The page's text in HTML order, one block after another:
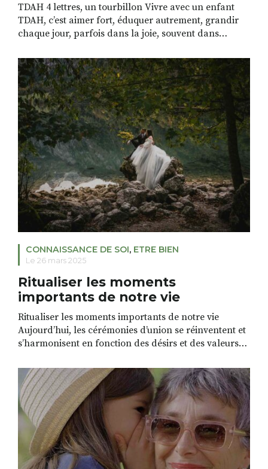
TDAH 4 lettres, un tourbillon Vivre avec un enfant
TDAH, cʼest aimer fort, éduquer autrement, grandir
chaque jour, parfois dans la joie, souvent dans
dʼun cerveau qui carbure, dʼun corps qui déborde.
Cʼest intense. Cʼest beau. Cʼest épuisant. Moi, je suis sa
mère. Et je suis […]
CONNAISSANCE DE SOI, ETRE BIEN
Le 26 mars 2025
Ritualiser les moments
importants de notre vie
Ritualiser les moments importants de notre vie
Aujourd’hui, les cérémonies d’union se réinventent et
s’harmonisent en fonction des désirs et des valeurs
rituels laïques pour des d’événements majeurs de la
vie. Cela fait longtemps qu’on se marie en dehors de
l’église (remariage, mariage homosexuel, […]